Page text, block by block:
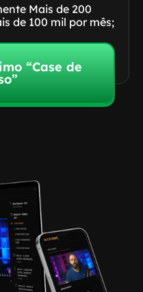
Mais de 200
de 100 mil por mês;
“Case de